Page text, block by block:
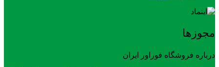
مجوزها
درباره فروشگاه فوراور ایران